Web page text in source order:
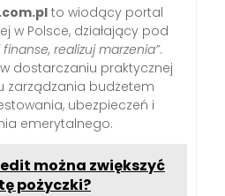
to wiodący portal
w Polsce, działający pod
finanse, realizuj marzenia”.
dostarczaniu praktycznej
zarządzania budżetem
ubezpieczeń i
emerytalnego.
można zwiększyć
pożyczki?